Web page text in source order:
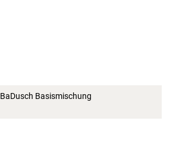
BaDusch Basismischung